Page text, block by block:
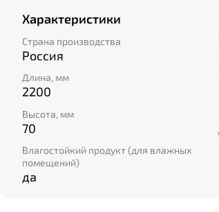
Характеристики
Страна производства
Россия
Длина, мм
2200
Высота, мм
70
Влагостойкий продукт (для влажных
помещений)
да